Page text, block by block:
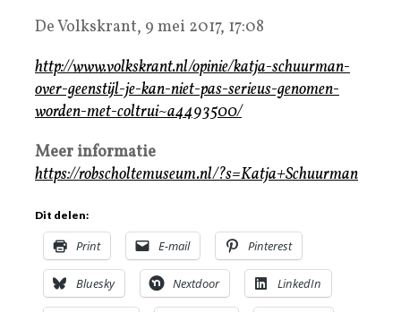
De Volkskrant, 9 mei 2017, 17:08
http://www.volkskrant.nl/opinie/katja-schuurman-
over-geenstijl-je-kan-niet-pas-serieus-genomen-
worden-met-coltrui~a4493500/
Meer informatie
https://robscholtemuseum.nl/?s=Katja+Schuurman
Dit delen:
Print E-mail Pinterest
Bluesky Nextdoor LinkedIn